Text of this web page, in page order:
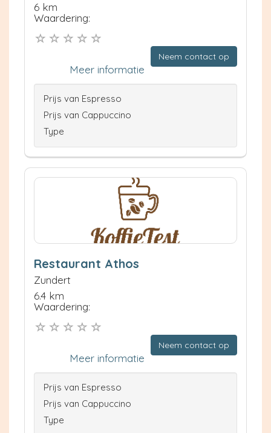
6 km
Waardering:
Neem contact op
Meer informatie
Prijs van Espresso
Prijs van Cappuccino
Type
Restaurant Athos
Zundert
6.4 km
Waardering:
Neem contact op
Meer informatie
Prijs van Espresso
Prijs van Cappuccino
Type